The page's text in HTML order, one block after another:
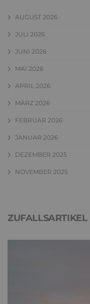
AUGUST 2026
JULI 2026
JUNI 2026
MAI 2026
APRIL 2026
MÄRZ 2026
FEBRUAR 2026
JANUAR 2026
DEZEMBER 2025
NOVEMBER 2025
ZUFALLSARTIKEL